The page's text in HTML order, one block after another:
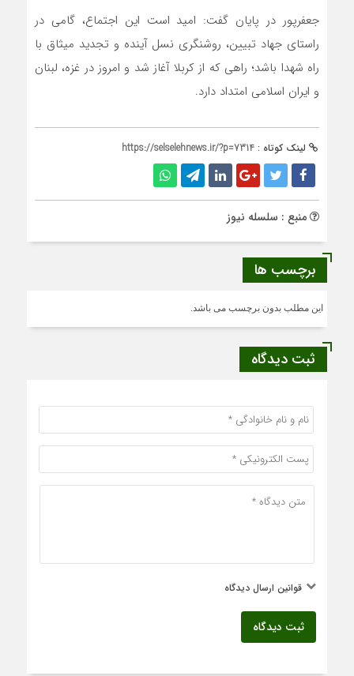
جعفرپور در پایان گفت: امید است این اجتماع، گامی در
راستای جهاد تبیین، روشنگری نسل آینده و تجدید میثاق با
راه شهدا باشد؛ راهی که از کربلا آغاز شد و امروز در غزه، لبنان
و ایران اسلامی امتداد دارد.
لینک کوتاه : https://selselehnews.ir/?p=7314
منبع : سلسله نیوز
برچسب ها
این مطلب بدون برچسب می باشد.
ثبت دیدگاه
قوانین ارسال دیدگاه
ثبت دیدگاه